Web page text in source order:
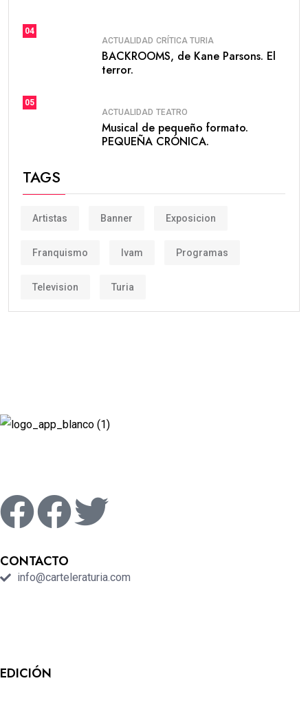
04
ACTUALIDAD CRÍTICA TURIA
BACKROOMS, de Kane Parsons. El
terror.
05
ACTUALIDAD TEATRO
Musical de pequeño formato.
PEQUEÑA CRÓNICA.
TAGS
Artistas Banner Exposicion
Franquismo Ivam Programas
Television Turia
CONTACTO
info@carteleraturia.com
EDICIÓN